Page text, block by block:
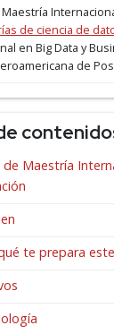
Maestría
de ciencia de
en Big Data y
de
de Maestría
te prepara